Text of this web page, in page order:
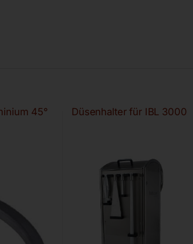
45°
Düsenhalter für IBL 3000